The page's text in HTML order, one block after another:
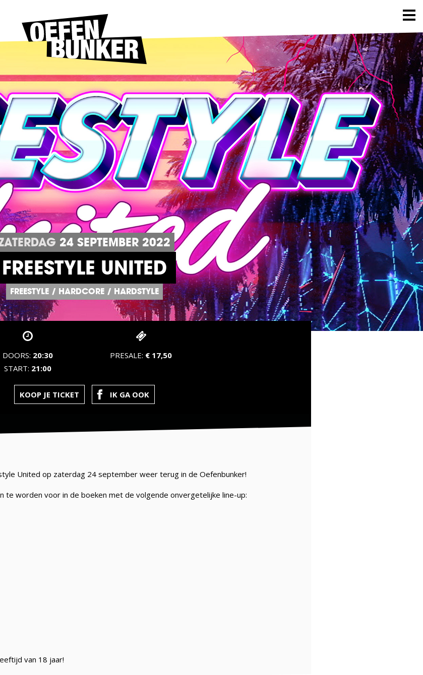
24 SEPTEMBER 2022
FREESTYLE UNITED
FREESTYLE / HARDCORE / HARDSTYLE
DOORS: 20:30
START: 21:00
PRESALE: € 17,50
KOOP JE TICKET IK GA OOK
United op zaterdag 24 september weer terug in de Oefenbunker!
te worden voor in de boeken met de volgende onvergetelijke line-up:
van 18 jaar!